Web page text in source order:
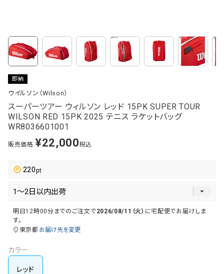
即納
ウイルソン（Wilson）
スーパーツアー ウィルソン レッド 15PK SUPER TOUR
WILSON RED 15PK 2025 テニス ラケットバッグ
WR8036601001
販売価格 ¥22,000税込
220
明日12時00分 までのご注文で2026/08/11（火） に宅配便でお届けしま
す。
東京都 お届け先を変更
カラー
レッド